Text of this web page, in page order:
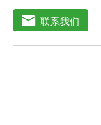
基葡萄糖的含量
含量为4500 mg/L
DMEM培养基广
联系我们